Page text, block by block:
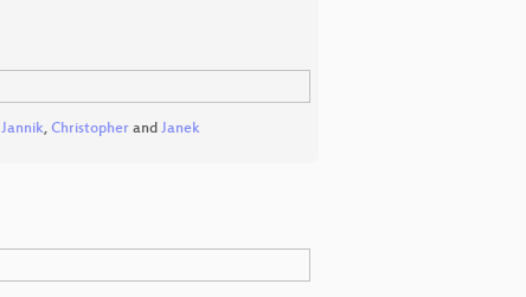
Jannik, Christopherand Janek